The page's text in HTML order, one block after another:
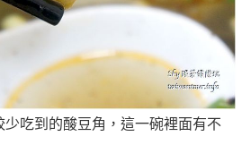
吃到的酸豆角，這一碗裡面有不